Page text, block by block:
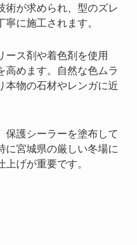
術が求められ、型のズレ
に施工されます。
ース剤や着色剤を使用
高めます。自然な色ムラ
本物の石材やレンガに近
保護シーラーを塗布して
に宮城県の厳しい冬場に
げが重要です。